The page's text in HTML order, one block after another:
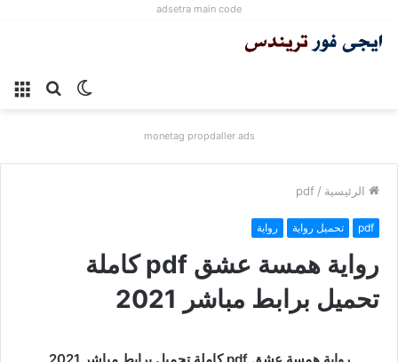
adsetra main code
بحث الوضع
monetag propdaller ads
الرئيسية /
pdf
pdf تحميل رواية رواية
رواية همسة عشق pdf كاملة
تحميل برابط مباشر 2021